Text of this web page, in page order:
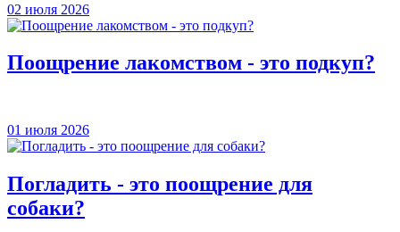
02 июля 2026
Поощрение лакомством - это подкуп?
01 июля 2026
Погладить - это поощрение для
собаки?